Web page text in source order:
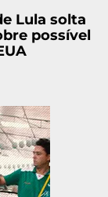
Lula solta
possível